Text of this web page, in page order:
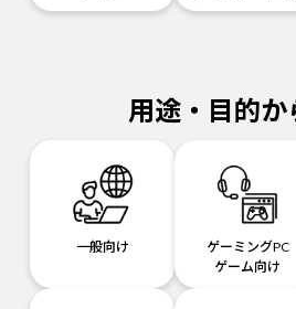
用途・目的か
一般向け
ゲーミングPC
ゲーム向け